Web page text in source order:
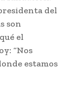
del
son
el
“Nos
estamos